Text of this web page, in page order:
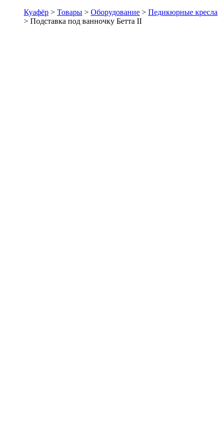
Куафёр > Товары > Оборудование > Педикюрные кресла
> Подставка под ванночку Бетта II